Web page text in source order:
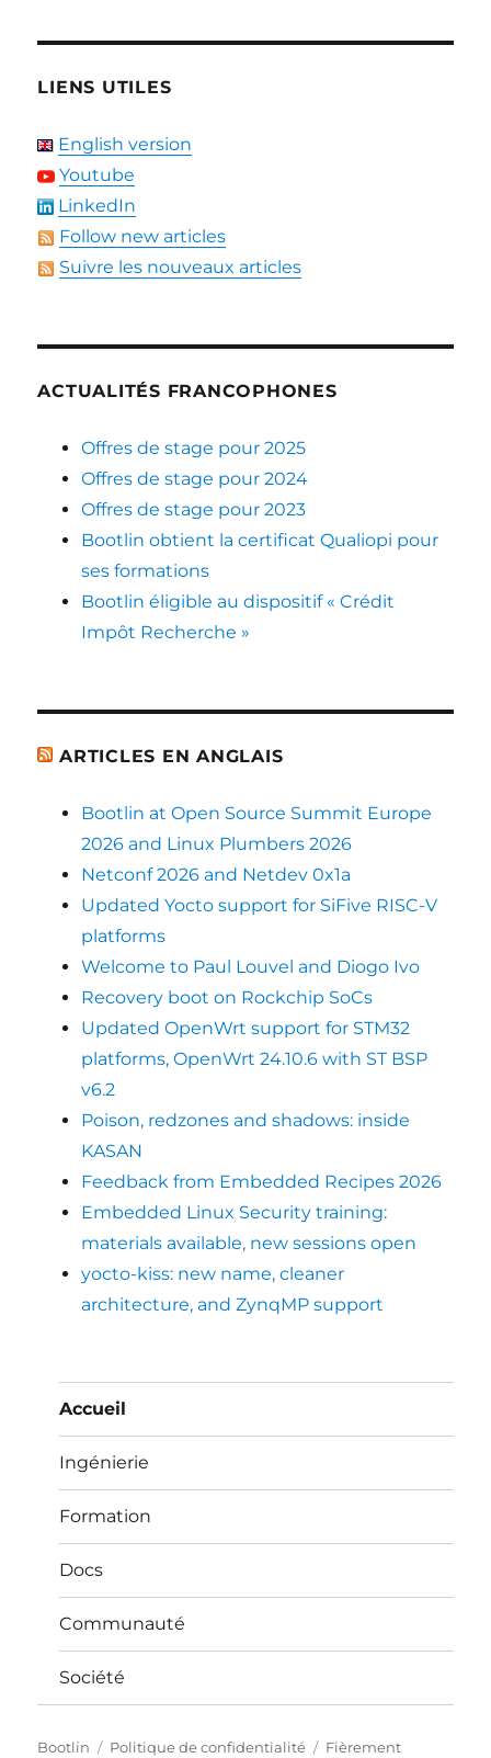
LIENS UTILES
English version
Youtube
LinkedIn
Follow new articles
Suivre les nouveaux articles
ACTUALITÉS FRANCOPHONES
Offres de stage pour 2025
Offres de stage pour 2024
Offres de stage pour 2023
Bootlin obtient la certificat Qualiopi pour
ses formations
Bootlin éligible au dispositif « Crédit
Impôt Recherche »
ARTICLES EN ANGLAIS
Bootlin at Open Source Summit Europe
2026 and Linux Plumbers 2026
Netconf 2026 and Netdev 0x1a
Updated Yocto support for SiFive RISC-V
platforms
Welcome to Paul Louvel and Diogo Ivo
Recovery boot on Rockchip SoCs
Updated OpenWrt support for STM32
platforms, OpenWrt 24.10.6 with ST BSP
v6.2
Poison, redzones and shadows: inside
KASAN
Feedback from Embedded Recipes 2026
Embedded Linux Security training:
materials available, new sessions open
yocto-kiss: new name, cleaner
architecture, and ZynqMP support
Accueil
Ingénierie
Formation
Docs
Communauté
Société
Bootlin Politique de confidentialité Fièrement